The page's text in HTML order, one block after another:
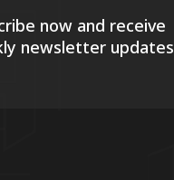
now and receive
newsletter updates